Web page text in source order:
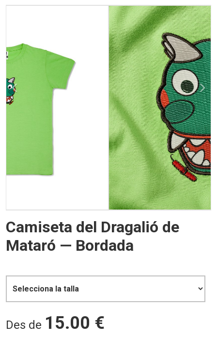
Previous Next
Camiseta del Dragalió de
Mataró — Bordada
Des de 15.00 €